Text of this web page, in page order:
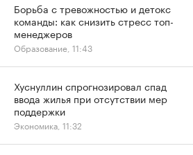
Борьба с тревожностью и детокс
команды: как снизить стресс топ-
менеджеров
Образование, 11:43
Хуснуллин спрогнозировал спад
ввода жилья при отсутствии мер
поддержки
Экономика, 11:32